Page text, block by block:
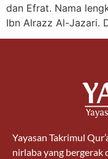
dan Efrat. Nama
Ibn Alrazz Al-Jazari.
Yayasan Takrimul
nirlaba yang bergerak